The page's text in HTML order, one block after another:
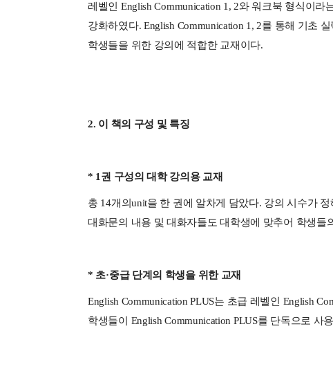
레벨인 English Communication 1, 2와 워크북 형식이라
강화하였다. English Communication 1, 2를 통해 기초
학생들을 위한 강의에 적합한 교재이다.
2. 이 책의 구성 및 특징
* 1 권 구성의 대학 강의용 교재
총 14개의unit을 한 권에 알차게 담았다. 강의 시수가
대화문의 내용 및 대화자들도 대학생에 맞추어 학생들
* 초·중급 단계의 학생을 위한 교재
English Communication PLUS는 초급 레벨인 English
학생들이 English Communication PLUS를 단독으로 사